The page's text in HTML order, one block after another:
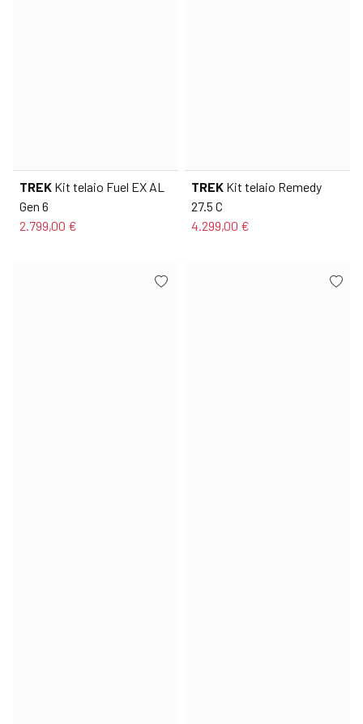
TREK Kit telaio Fuel EX AL
Gen 6
2.799,00 €
TREK Kit telaio Remedy
27.5 C
4.299,00 €